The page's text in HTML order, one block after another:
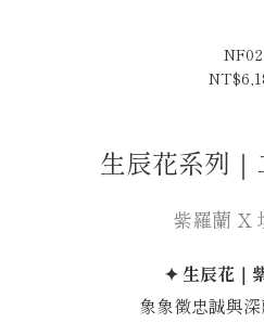
NF02
生辰花系列
紫羅蘭 X
✦ 生辰花｜
象象徵忠誠與深